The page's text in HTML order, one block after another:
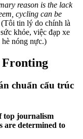
reason is the lack
cycling can be
(Tôi tin lý do chính là
khỏe, việc đạp xe
nóng nực.)
Fronting
chuẩn cấu trúc
top journalism
are determined to